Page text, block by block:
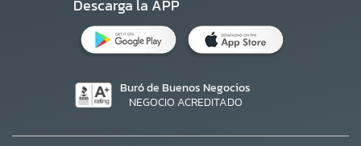
Descarga la APP
Buró de Buenos Negocios
NEGOCIO ACREDITADO